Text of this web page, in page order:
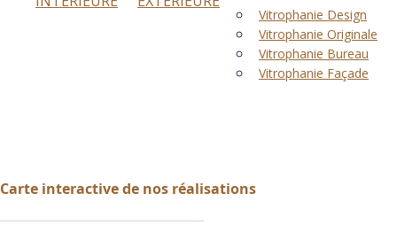
Vitrophanie Design
Vitrophanie Originale
Vitrophanie Bureau
Vitrophanie Façade
Carte interactive de nos réalisations